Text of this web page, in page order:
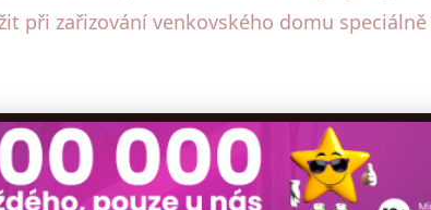
při zařizování venkovského domu